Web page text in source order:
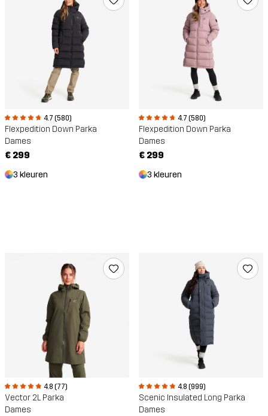
4.7 (580)
Flexpedition Down Parka
Dames
€ 299
3 kleuren
4.7 (580)
Flexpedition Down Parka
Dames
€ 299
3 kleuren
4.8 (77)
Vector 2L Parka
Dames
4.8 (999)
Scenic Insulated Long Parka
Dames